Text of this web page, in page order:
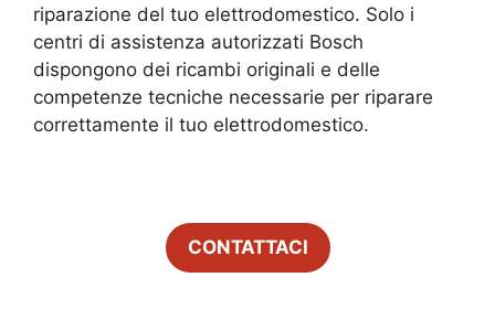
riparazione del tuo elettrodomestico. Solo i
centri di assistenza autorizzati Bosch
dispongono dei ricambi originali e delle
competenze tecniche necessarie per riparare
correttamente il tuo elettrodomestico.
CONTATTACI